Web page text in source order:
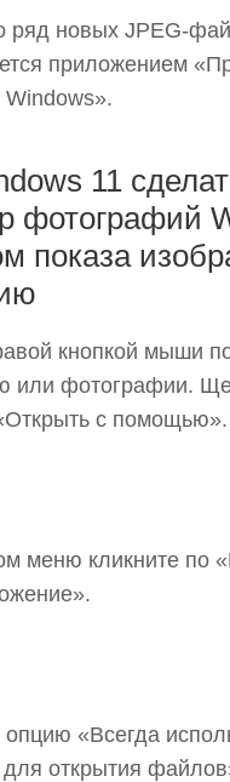
ряд новых JPEG-
приложением
11
фотографий
показа
кнопкой мыши
или фотографии.
с помощью».
меню кликните по
опцию «Всегда
открытия